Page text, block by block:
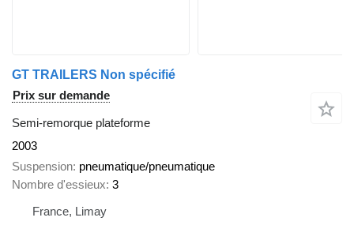
GT TRAILERS Non spécifié
Prix sur demande
Semi-remorque plateforme
2003
Suspension pneumatique/pneumatique
Nombre d'essieux 3
France, Limay